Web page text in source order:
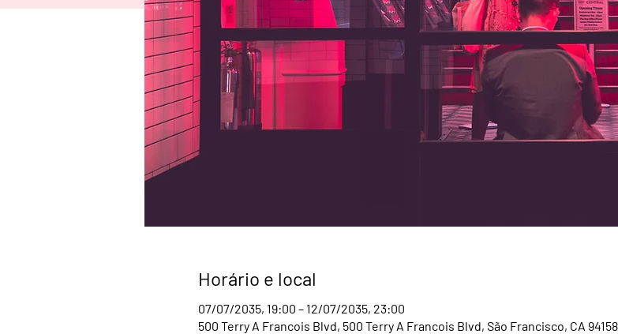
Horário e local
07/07/2035, 19:00 – 12/07/2035, 23:00
500 Terry A Francois Blvd, 500 Terry A Francois Blvd, São Francisco, CA